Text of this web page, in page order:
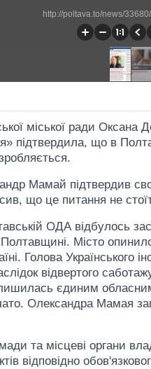
http://poltava.to/news/
міської ради Оксана
підтвердила, що в
Мамай підтвердив
що це питання не
ОДА відбулось
Місто
Голова Українського
відвертого
єдиним
Олександра Мамая
та місцеві органи
відповідно